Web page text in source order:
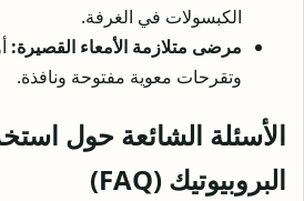
الكبسولات في الغرفة.
مرضى متلازمة الأمعاء القصيرة:أو
وتقرحات معوية مفتوحة ونافذة.
الأسئلة الشائعة حول
البروبيوتيك (FAQ)